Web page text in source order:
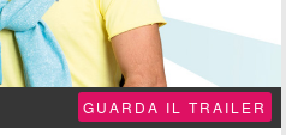
GUARDA IL TRAILER